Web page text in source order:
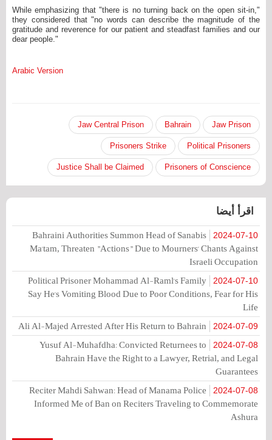
While emphasizing that "there is no turning back on the open sit-in,"
they considered that "no words can describe the magnitude of the
gratitude and reverence for our patient and steadfast families and our
dear people."
Arabic Version
Jaw Prison
Bahrain
Jaw Central Prison
Political Prisoners
Prisoners Strike
Prisoners of Conscience
Justice Shall be Claimed
اقرأ أيضا
2024-07-10
Bahraini Authorities Summon Head of Sanabis
Ma'tam, Threaten "Actions" Due to Mourners' Chants Against
Israeli Occupation
2024-07-10
Political Prisoner Mohammad Al-Raml's Family
Say He's Vomiting Blood Due to Poor Conditions, Fear for His
Life
2024-07-09
Ali Al-Majed Arrested After His Return to Bahrain
2024-07-08
Yusuf Al-Muhafdha: Convicted Returnees to
Bahrain Have the Right to a Lawyer, Retrial, and Legal
Guarantees
2024-07-08
Reciter Mahdi Sahwan: Head of Manama Police
Informed Me of Ban on Reciters Traveling to Commemorate
Ashura